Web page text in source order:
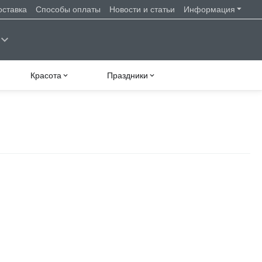
Способы оплаты Новости и статьи Информация
Красота Праздники